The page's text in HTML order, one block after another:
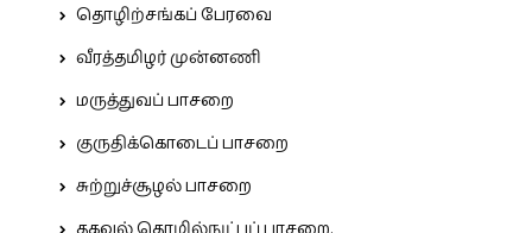
தொழிற்சங்கப் பேரவை
வீரத்தமிழர் முன்னணி
மருத்துவப் பாசறை
குருதிக்கொடைப் பாசறை
சுற்றுச்சூழல் பாசறை